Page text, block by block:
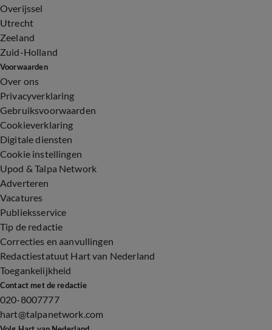
Overijssel
Utrecht
Zeeland
Zuid-Holland
Voorwaarden
Over ons
Privacyverklaring
Gebruiksvoorwaarden
Cookieverklaring
Digitale diensten
Cookie instellingen
Upod & Talpa Network
Adverteren
Vacatures
Publieksservice
Tip de redactie
Correcties en aanvullingen
Redactiestatuut Hart van Nederland
Toegankelijkheid
Contact met de redactie
020-8007777
hart@talpanetwork.com